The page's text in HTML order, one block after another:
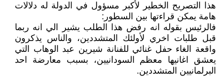
هذا التصريح الخطير لأكبر مسؤول في الدولة له دلالات
هامة يمكن قراءتها بين السطور:
فالرئيس بقوله انه رفض هذا الطلب يشير الي انه ربما
قبل طلبات اخري لأولئك المتشددين، والناس يذكرون
واقعة الغاء حفل غنائي للفنانة شيرين عبد الوهاب التي
يعشق اغانيها معظم السودانيين، بسبب معارضة احد
البرلمانيين المتشددين.